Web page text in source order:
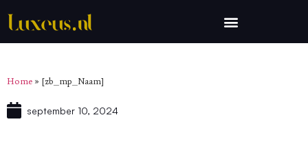
Home » [zb_mp_Naam]
september 10, 2024